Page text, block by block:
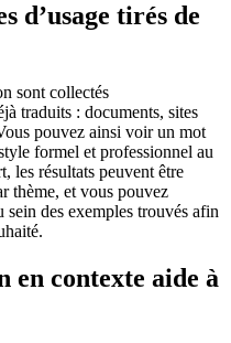
d’usage tirés de
sont collectés
traduits : documents, sites
pouvez ainsi voir un mot
formel et professionnel au
les résultats peuvent être
thème, et vous pouvez
sein des exemples trouvés afin
en contexte aide à